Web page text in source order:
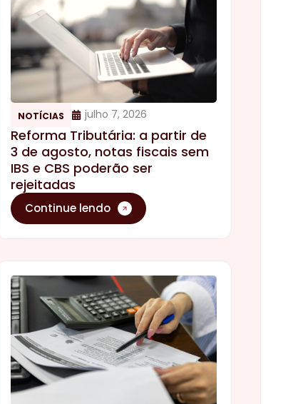
NOTÍCIAS julho 7, 2026
Reforma Tributária: a partir de
3 de agosto, notas fiscais sem
IBS e CBS poderão ser
rejeitadas
Continue lendo